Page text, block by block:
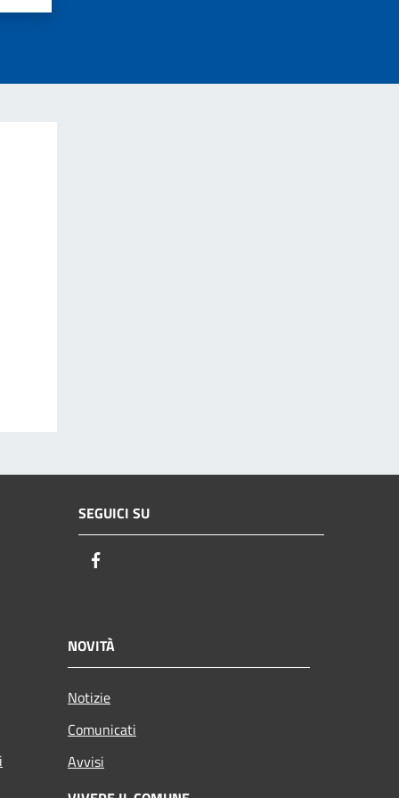
SEGUICI SU
NOVITÀ
Notizie
Comunicati
Avvisi